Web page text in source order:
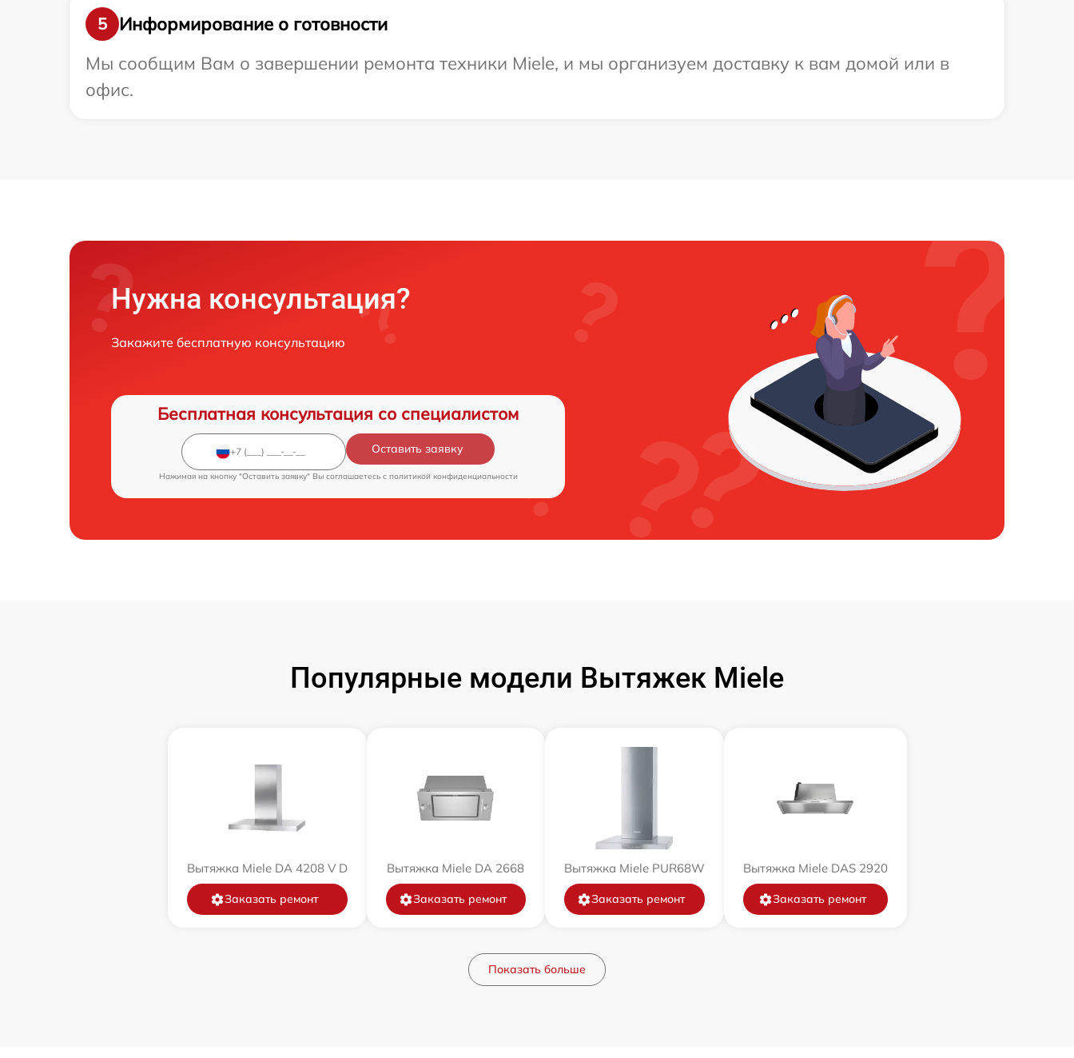
5
Информирование о готовности
Мы сообщим Вам о завершении ремонта техники Miele, и мы организуем доставку к вам домой или в
офис.
Нужна консультация?
Закажите бесплатную консультацию
Бесплатная консультация со специалистом
Оставить заявку
Нажимая на кнопку "Оставить заявку" Вы соглашаетесь c политикой конфиденциальности
Популярные модели Вытяжек Miele
Вытяжка Miele DA 4208 V D
Заказать ремонт
Вытяжка Miele DA 2668
Заказать ремонт
Вытяжка Miele PUR68W
Заказать ремонт
Вытяжка Miele DAS 2920
Заказать ремонт
Показать больше